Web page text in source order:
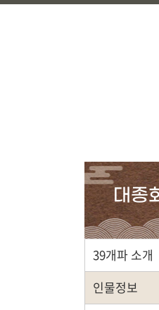
시조 및 보관유리, 선대묘
포상/장학
효행 정신과 숭조돈종의 사
투철한 장학생을 지원합니
대종
39개파 소개
인물정보